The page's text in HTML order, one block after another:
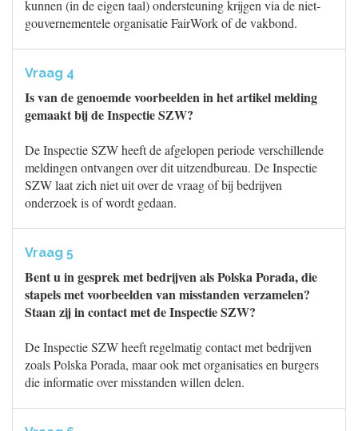
kunnen (in de eigen taal) ondersteuning krijgen via de niet-
gouvernementele organisatie FairWork of de vakbond.
Vraag 4
Is van de genoemde voorbeelden in het artikel melding
gemaakt bij de Inspectie SZW?
De Inspectie SZW heeft de afgelopen periode verschillende
meldingen ontvangen over dit uitzendbureau. De Inspectie
SZW laat zich niet uit over de vraag of bij bedrijven
onderzoek is of wordt gedaan.
Vraag 5
Bent u in gesprek met bedrijven als Polska Porada, die
stapels met voorbeelden van misstanden verzamelen?
Staan zij in contact met de Inspectie SZW?
De Inspectie SZW heeft regelmatig contact met bedrijven
zoals Polska Porada, maar ook met organisaties en burgers
die informatie over misstanden willen delen.